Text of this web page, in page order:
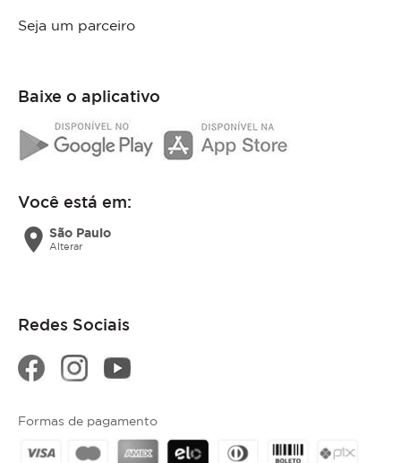
Seja um parceiro
Baixe o aplicativo
Você está em:
location_on São Paulo
Alterar
Redes Sociais
Formas de pagamento